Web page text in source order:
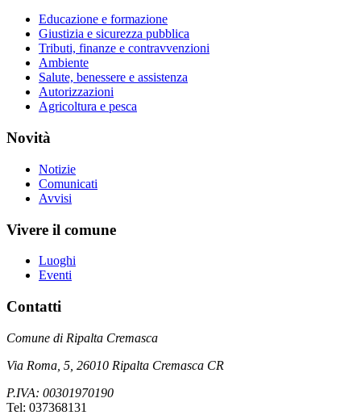
Educazione e formazione
Giustizia e sicurezza pubblica
Tributi, finanze e contravvenzioni
Ambiente
Salute, benessere e assistenza
Autorizzazioni
Agricoltura e pesca
Novità
Notizie
Comunicati
Avvisi
Vivere il comune
Luoghi
Eventi
Contatti
Comune di Ripalta Cremasca
Via Roma, 5, 26010 Ripalta Cremasca CR
P.IVA: 00301970190
Tel: 037368131